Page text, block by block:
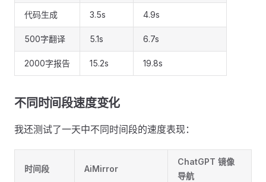
代码生成 3.5s 4.9s
500字翻译 5.1s 6.7s
2000字报告 15.2s 19.8s
不同时间段速度变化 ​
我还测试了一天中不同时间段的速度表现：
时间段 AiMirror
ChatGPT 镜像
导航